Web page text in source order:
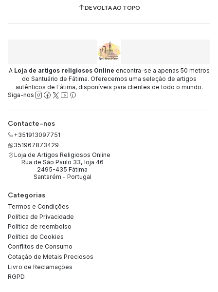
DE VOLTA AO TOPO
A Loja de artigos religiosos Online encontra-se a apenas 50 metros
do Santuário de Fátima. Oferecemos uma seleção de artigos
autênticos de Fátima, disponíveis para clientes de todo o mundo.
Siga-nos
Contacte-nos
+351913097751
351967873429
Loja de Artigos Religiosos Online
Rua de São Paulo 33, loja 46
2495-435 Fátima
Santarém - Portugal
Categorias
Termos e Condições
Política de Privacidade
Política de reembolso
Política de Cookies
Conflitos de Consumo
Cotação de Metais Preciosos
Livro de Reclamações
RGPD